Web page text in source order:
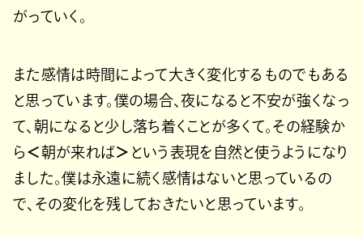
がっていく。
また感情は時間によって大きく変化するものでもある
と思っています。僕の場合、夜になると不安が強くなっ
て、朝になると少し落ち着くことが多くて。その経験か
ら ＜朝が来れば＞ という表現を自然と使うようになり
ました。僕は永遠に続く感情はないと思っているの
で、その変化を残しておきたいと思っています。